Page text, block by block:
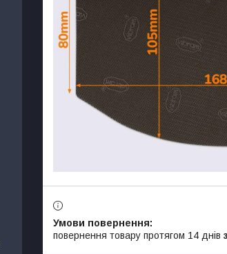
повернення товару протягом 14 днів